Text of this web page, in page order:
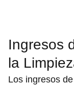
Ingresos
la
Los ingresos